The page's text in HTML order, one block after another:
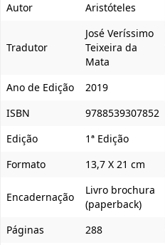
Autor Aristóteles
Tradutor
José Veríssimo
Teixeira da
Mata
Ano de Edição
2019
ISBN
9788539307852
Edição
1ª Edição
Formato
13,7 X 21 cm
Encadernação
Livro brochura
(paperback)
Páginas
288